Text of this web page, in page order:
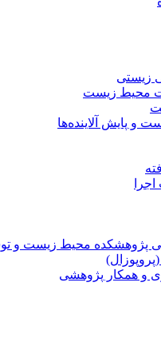
زیستی
محیط زیست
و پایش آلاینده‌ها
پژوهشکده محیط زیست و
و همکار پژوهشی